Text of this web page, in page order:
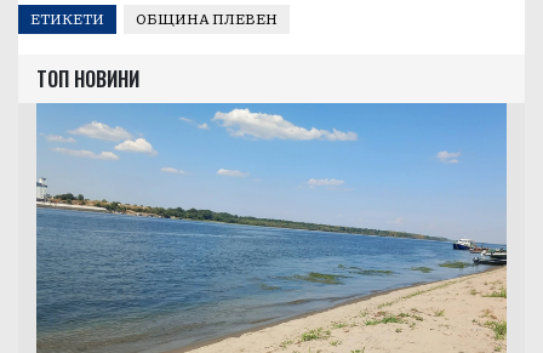
ВСИЧКО ОТ АВТОРА
ТОП НОВИНИ